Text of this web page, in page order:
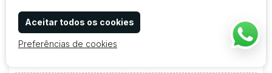
Lance Inicial
R$ 9.100,00
Aceitar todos os cookies
Preferências de cookies